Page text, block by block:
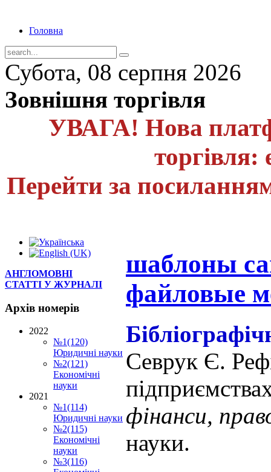
Головна
Субота, 08 серпня 2026
Зовнішня торгівля
УВАГА! Нова
Перейти за
шаблоны
файловые
Севрук Є.
фінанси,
науки.
АНГЛОМОВНІ
СТАТТІ У ЖУРНАЛІ
Архів номерів
2022
№1(120)
Юридичні науки
№2(121)
Економічні
науки
2021
№1(114)
Юридичні науки
№2(115)
Економічні
науки
№3(116)